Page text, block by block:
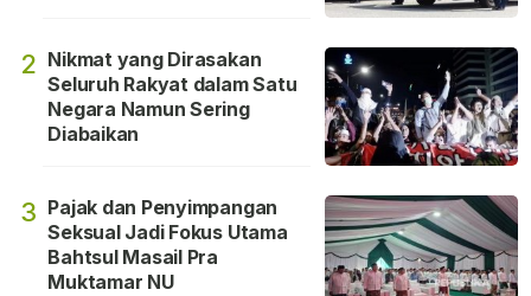
2 Nikmat yang Dirasakan
Seluruh Rakyat dalam Satu
Negara Namun Sering
Diabaikan
3 Pajak dan Penyimpangan
Seksual Jadi Fokus Utama
Bahtsul Masail Pra
Muktamar NU